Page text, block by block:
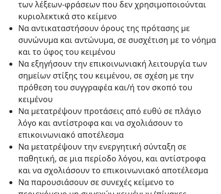
των λέξεων-φράσεων που δεν χρησιμοποιούνται
κυριολεκτικά στο κείμενο
Να αντικαταστήσουν όρους της πρότασης με
συνώνυμα και αντώνυμα, σε συσχέτιση με το νόημα
και το ύφος του κειμένου
Να εξηγήσουν την επικοινωνιακή λειτουργία των
σημείων στίξης του κειμένου, σε σχέση με την
πρόθεση του συγγραφέα και/ή τον σκοπό του
κειμένου
Να μετατρέψουν προτάσεις από ευθύ σε πλάγιο
λόγο και αντίστροφα και να σχολιάσουν το
επικοινωνιακό αποτέλεσμα
Να μετατρέψουν την ενεργητική σύνταξη σε
παθητική, σε μια περίοδο λόγου, και αντίστροφα
και να σχολιάσουν το επικοινωνιακό αποτέλεσμα
Να παρουσιάσουν σε συνεχές κείμενο το